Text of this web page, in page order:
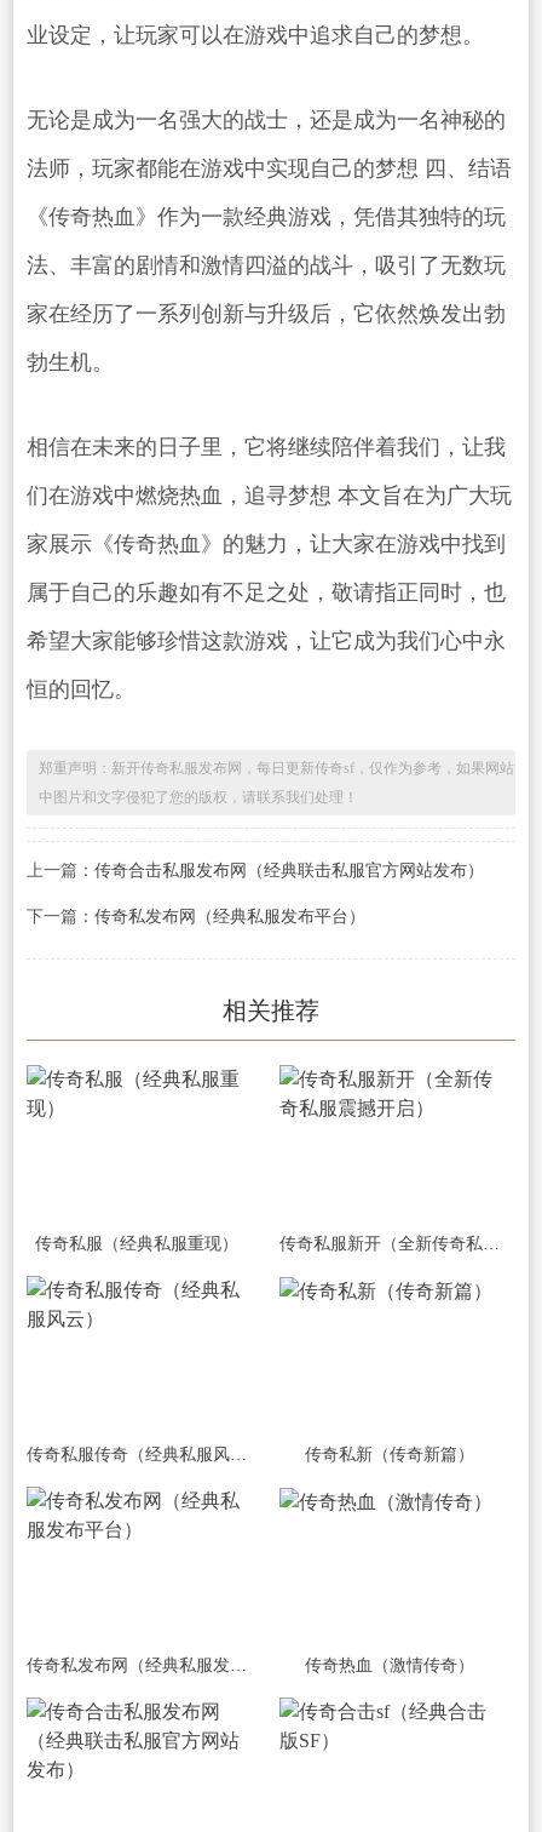
业设定，让玩家可以在游戏中追求自己的梦想。
无论是成为一名强大的战士，还是成为一名神秘的
法师，玩家都能在游戏中实现自己的梦想 四、结语
《传奇热血》作为一款经典游戏，凭借其独特的玩
法、丰富的剧情和激情四溢的战斗，吸引了无数玩
家在经历了一系列创新与升级后，它依然焕发出勃
勃生机。
相信在未来的日子里，它将继续陪伴着我们，让我
们在游戏中燃烧热血，追寻梦想 本文旨在为广大玩
家展示《传奇热血》的魅力，让大家在游戏中找到
属于自己的乐趣如有不足之处，敬请指正同时，也
希望大家能够珍惜这款游戏，让它成为我们心中永
恒的回忆。
郑重声明：新开传奇私服发布网，每日更新传奇sf，仅作为参考，如果网站
中图片和文字侵犯了您的版权，请联系我们处理！
上一篇： 传奇合击私服发布网（经典联击私服官方网站发布）
下一篇： 传奇私发布网（经典私服发布平台）
相关推荐
传奇私服（经典私服重现）
传奇私服传奇（经典私服风云） 传奇私新（传奇新篇）
传奇私发布网（经典私服发布平台） 传奇热血（激情传奇）